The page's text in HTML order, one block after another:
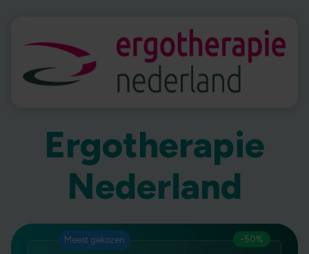
Ergotherapie
Nederland
Meest gekozen -50%